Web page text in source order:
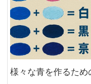
様々な青を作るため